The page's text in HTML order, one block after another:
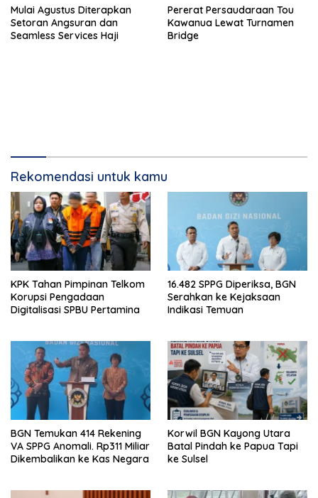
Mulai Agustus Diterapkan
Setoran Angsuran dan
Seamless Services Haji
Pererat Persaudaraan Tou
Kawanua Lewat Turnamen
Bridge
Rekomendasi untuk kamu
KPK Tahan Pimpinan Telkom
Korupsi Pengadaan
Digitalisasi SPBU Pertamina
16.482 SPPG Diperiksa, BGN
Serahkan ke Kejaksaan
Indikasi Temuan
BGN Temukan 414 Rekening
VA SPPG Anomali. Rp311 Miliar
Dikembalikan ke Kas Negara
Korwil BGN Kayong Utara
Batal Pindah ke Papua Tapi
ke Sulsel